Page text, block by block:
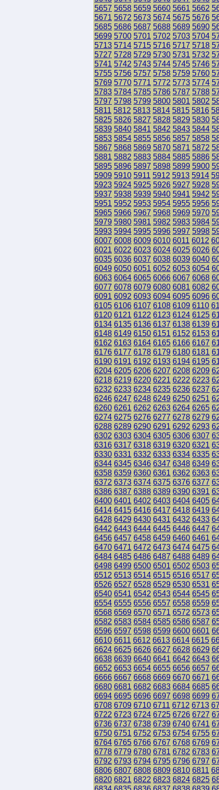
5657 5658 5659 5660 5661 5662
5671 5672 5673 5674 5675 5676
5685 5686 5687 5688 5689 5690
5699 5700 5701 5702 5703 5704
5713 5714 5715 5716 5717 5718
5727 5728 5729 5730 5731 5732
5741 5742 5743 5744 5745 5746
5755 5756 5757 5758 5759 5760
5769 5770 5771 5772 5773 5774
5783 5784 5785 5786 5787 5788
5797 5798 5799 5800 5801 5802
5811 5812 5813 5814 5815 5816
5825 5826 5827 5828 5829 5830
5839 5840 5841 5842 5843 5844
5853 5854 5855 5856 5857 5858
5867 5868 5869 5870 5871 5872
5881 5882 5883 5884 5885 5886
5895 5896 5897 5898 5899 5900
5909 5910 5911 5912 5913 5914
5923 5924 5925 5926 5927 5928
5937 5938 5939 5940 5941 5942
5951 5952 5953 5954 5955 5956
5965 5966 5967 5968 5969 5970
5979 5980 5981 5982 5983 5984
5993 5994 5995 5996 5997 5998
6007 6008 6009 6010 6011 6012
6021 6022 6023 6024 6025 6026
6035 6036 6037 6038 6039 6040
6049 6050 6051 6052 6053 6054
6063 6064 6065 6066 6067 6068
6077 6078 6079 6080 6081 6082
6091 6092 6093 6094 6095 6096
6105 6106 6107 6108 6109 6110
6120 6121 6122 6123 6124 6125
6134 6135 6136 6137 6138 6139
6148 6149 6150 6151 6152 6153
6162 6163 6164 6165 6166 6167
6176 6177 6178 6179 6180 6181
6190 6191 6192 6193 6194 6195
6204 6205 6206 6207 6208 6209
6218 6219 6220 6221 6222 6223
6232 6233 6234 6235 6236 6237
6246 6247 6248 6249 6250 6251
6260 6261 6262 6263 6264 6265
6274 6275 6276 6277 6278 6279
6288 6289 6290 6291 6292 6293
6302 6303 6304 6305 6306 6307
6316 6317 6318 6319 6320 6321
6330 6331 6332 6333 6334 6335
6344 6345 6346 6347 6348 6349
6358 6359 6360 6361 6362 6363
6372 6373 6374 6375 6376 6377
6386 6387 6388 6389 6390 6391
6400 6401 6402 6403 6404 6405
6414 6415 6416 6417 6418 6419
6428 6429 6430 6431 6432 6433
6442 6443 6444 6445 6446 6447
6456 6457 6458 6459 6460 6461
6470 6471 6472 6473 6474 6475
6484 6485 6486 6487 6488 6489
6498 6499 6500 6501 6502 6503
6512 6513 6514 6515 6516 6517
6526 6527 6528 6529 6530 6531
6540 6541 6542 6543 6544 6545
6554 6555 6556 6557 6558 6559
6568 6569 6570 6571 6572 6573
6582 6583 6584 6585 6586 6587
6596 6597 6598 6599 6600 6601
6610 6611 6612 6613 6614 6615
6624 6625 6626 6627 6628 6629
6638 6639 6640 6641 6642 6643
6652 6653 6654 6655 6656 6657
6666 6667 6668 6669 6670 6671
6680 6681 6682 6683 6684 6685
6694 6695 6696 6697 6698 6699
6708 6709 6710 6711 6712 6713
6722 6723 6724 6725 6726 6727
6736 6737 6738 6739 6740 6741
6750 6751 6752 6753 6754 6755
6764 6765 6766 6767 6768 6769
6778 6779 6780 6781 6782 6783
6792 6793 6794 6795 6796 6797
6806 6807 6808 6809 6810 6811
6820 6821 6822 6823 6824 6825